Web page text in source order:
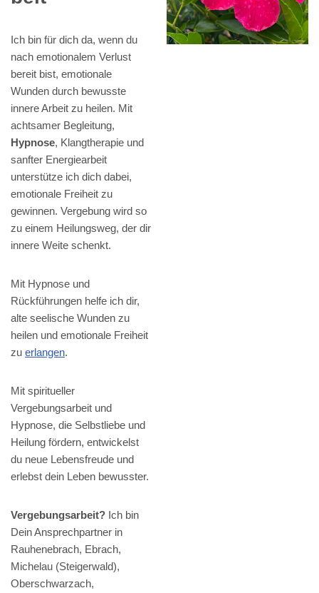
Ich bin für dich da, wenn du
nach emotionalem Verlust
bereit bist, emotionale
Wunden durch bewusste
innere Arbeit zu heilen. Mit
achtsamer Begleitung,
Hypnose, Klangtherapie und
sanfter Energiearbeit
unterstütze ich dich dabei,
emotionale Freiheit zu
gewinnen. Vergebung wird so
zu einem Heilungsweg, der dir
innere Weite schenkt.
Mit Hypnose und
Rückführungen helfe ich dir,
alte seelische Wunden zu
heilen und emotionale Freiheit
zu erlangen.
Mit spiritueller
Vergebungsarbeit und
Hypnose, die Selbstliebe und
Heilung fördern, entwickelst
du neue Lebensfreude und
erlebst dein Leben bewusster.
Vergebungsarbeit? Ich bin
Dein Ansprechpartner in
Rauhenebrach, Ebrach,
Michelau (Steigerwald),
Oberschwarzach,